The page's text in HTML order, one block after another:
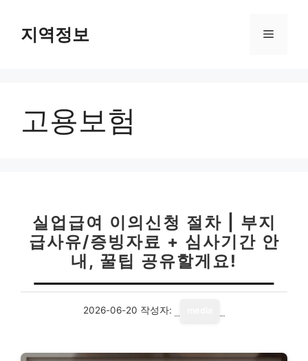
지역정보 메
고용보험
실업급여 이의신청 절차 | 부지
급사유/증빙자료 + 심사기간 안
내, 꿀팁 공유할게요!
2026-06-20 작성자: